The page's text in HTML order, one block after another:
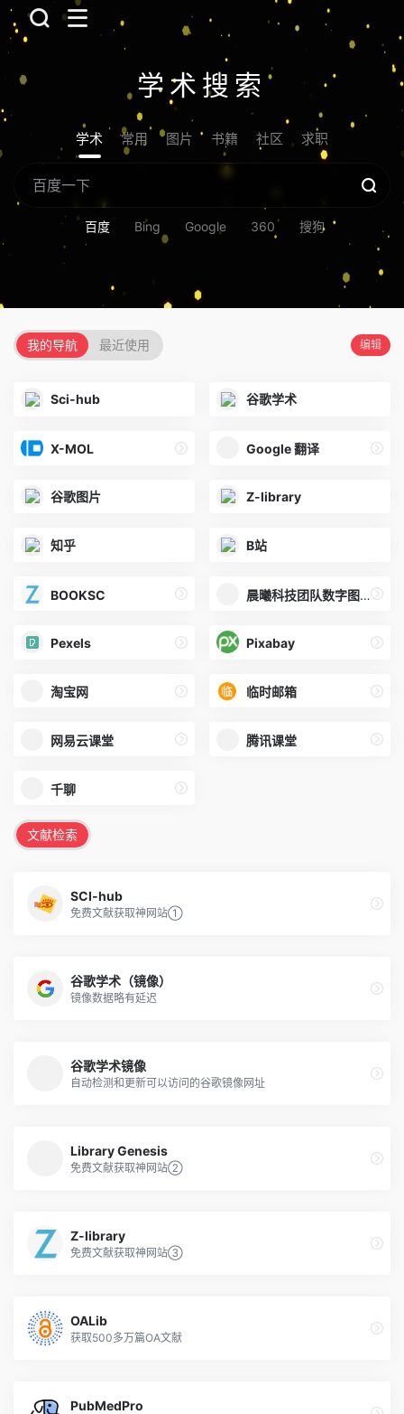
学术搜索
学术 常用 图片 书籍 社区 求职
百度 Bing Google 360 搜狗
我的导航 最近使用 编辑
Sci-hub 谷歌学术
X-MOL Google 翻译
谷歌图片 Z-library
知乎 B站
BOOKSC 晨曦科技团队数字图书馆
Pexels Pixabay
淘宝网 临时邮箱
网易云课堂 腾讯课堂
千聊
文献检索
SCI-hub
免费文献获取神网站①
谷歌学术（镜像）
镜像数据略有延迟
谷歌学术镜像
自动检测和更新可以访问的谷歌镜像网址
Library Genesis
免费文献获取神网站②
Z-library
免费文献获取神网站③
OALib
获取500多万篇OA文献
PubMedPro